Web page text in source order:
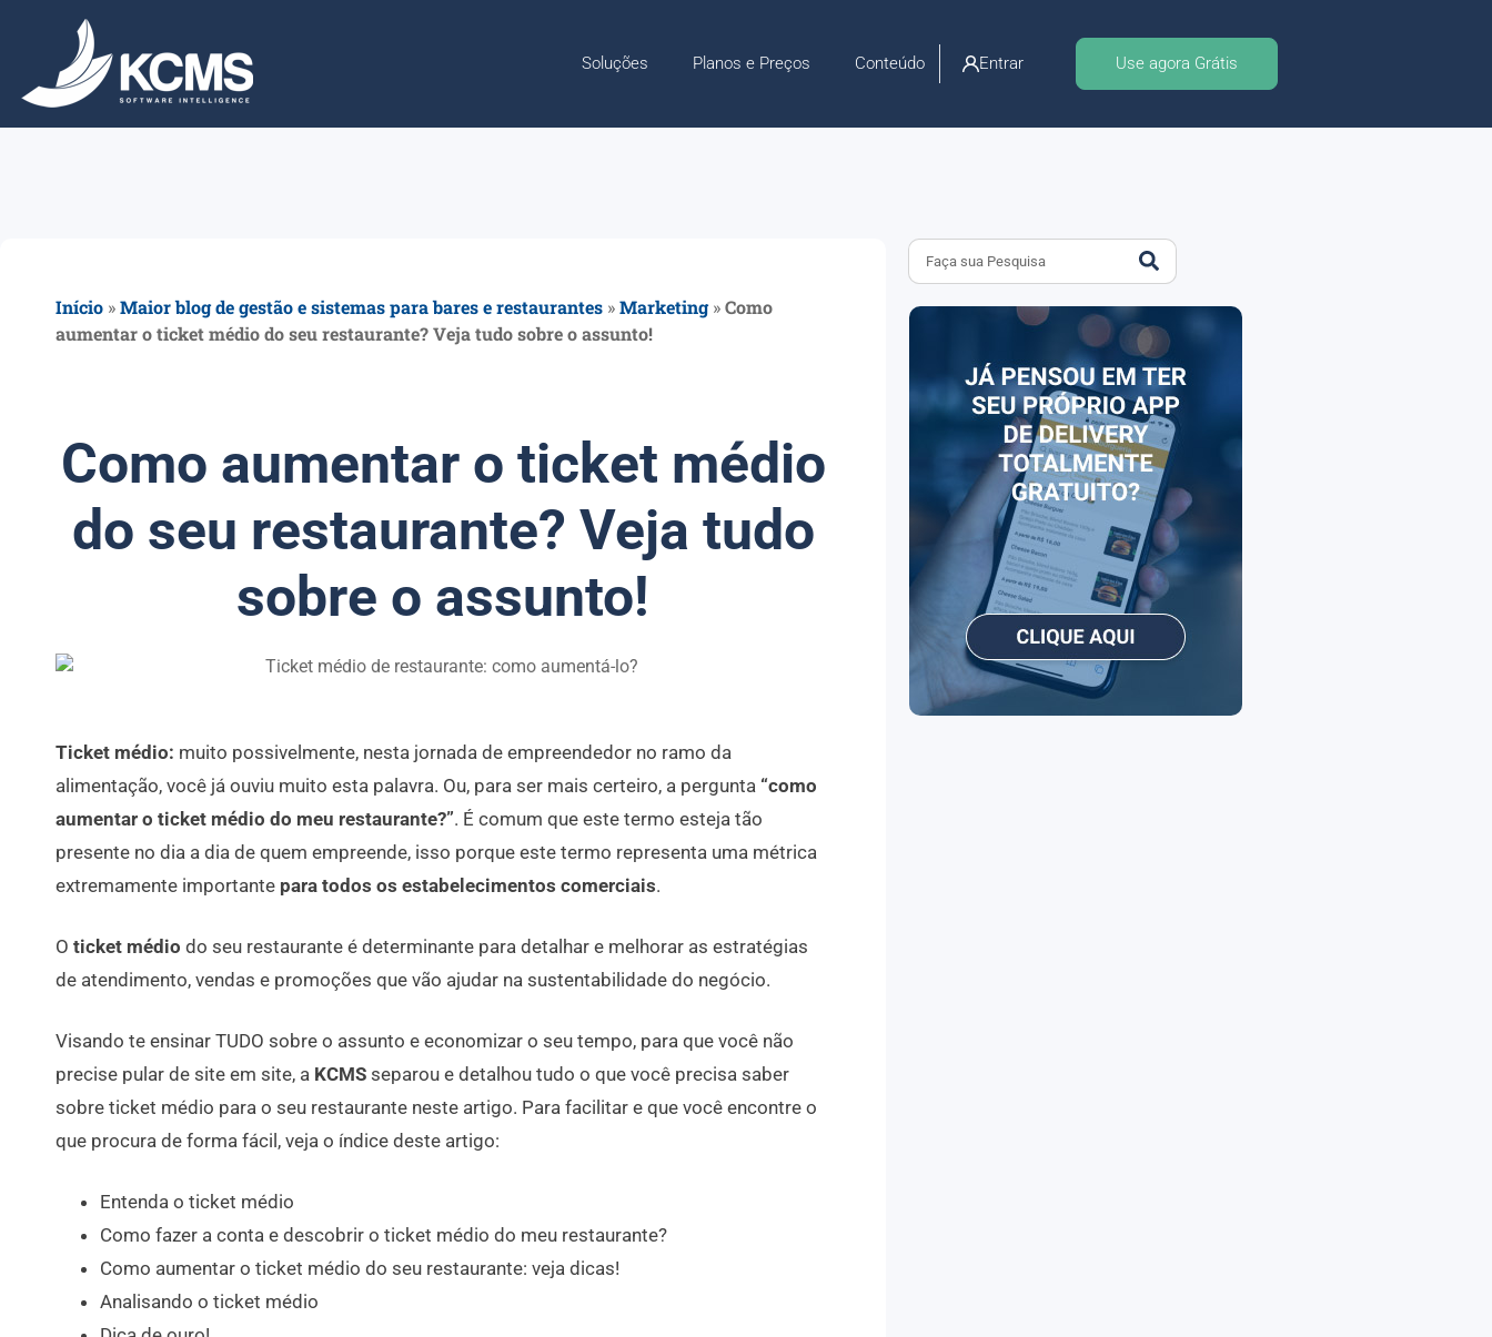
Soluções Planos e Preços Conteúdo Entrar Use agora Grátis
Início »Maior blog de gestão e sistemas para bares e restaurantes »Marketing»Como
aumentar o ticket médio do seu restaurante? Veja tudo sobre o assunto!
Como aumentar o ticket médio
do seu restaurante? Veja tudo
sobre o assunto!
Ticket médio: muito possivelmente, nesta jornada de empreendedor no ramo da
alimentação, você já ouviu muito esta palavra. Ou, para ser mais certeiro, a pergunta “como
aumentar o ticket médio do meu restaurante?”. É comum que este termo esteja tão
presente no dia a dia de quem empreende, isso porque este termo representa uma métrica
extremamente importante para todos os estabelecimentos comerciais.
O ticket médio do seu restaurante é determinante para detalhar e melhorar as estratégias
de atendimento, vendas e promoções que vão ajudar na sustentabilidade do negócio.
Visando te ensinar TUDO sobre o assunto e economizar o seu tempo, para que você não
precise pular de site em site, a KCMS separou e detalhou tudo o que você precisa saber
sobre ticket médio para o seu restaurante neste artigo. Para facilitar e que você encontre o
que procura de forma fácil, veja o índice deste artigo:
Entenda o ticket médio
Como fazer a conta e descobrir o ticket médio do meu restaurante?
Como aumentar o ticket médio do seu restaurante: veja dicas!
Analisando o ticket médio